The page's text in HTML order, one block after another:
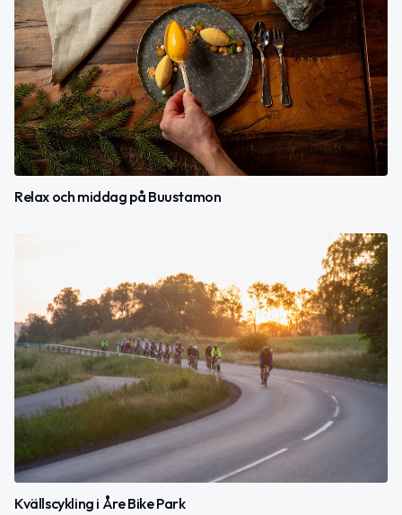
Relax och middag på Buustamon
Kvällscykling i Åre Bike Park